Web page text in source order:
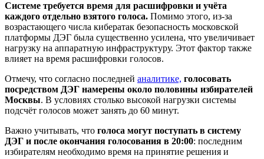
Системе требуется время для расшифровки и учёта
каждого отдельно взятого голоса. Помимо этого, из-за
возрастающего числа кибератак безопасность московской
платформы ДЭГ была существенно усилена, что увеличивает
нагрузку на аппаратную инфраструктуру. Этот фактор также
влияет на время расшифровки голосов.
Отмечу, что согласно последней аналитике, голосовать
посредством ДЭГ намерены около половины избирателей
Москвы. В условиях столько высокой нагрузки системы
подсчёт голосов может занять до 60 минут.
Важно учитывать, что голоса могут поступать в систему
ДЭГ и после окончания голосования в 20:00: последним
избирателям необходимо время на принятие решения и